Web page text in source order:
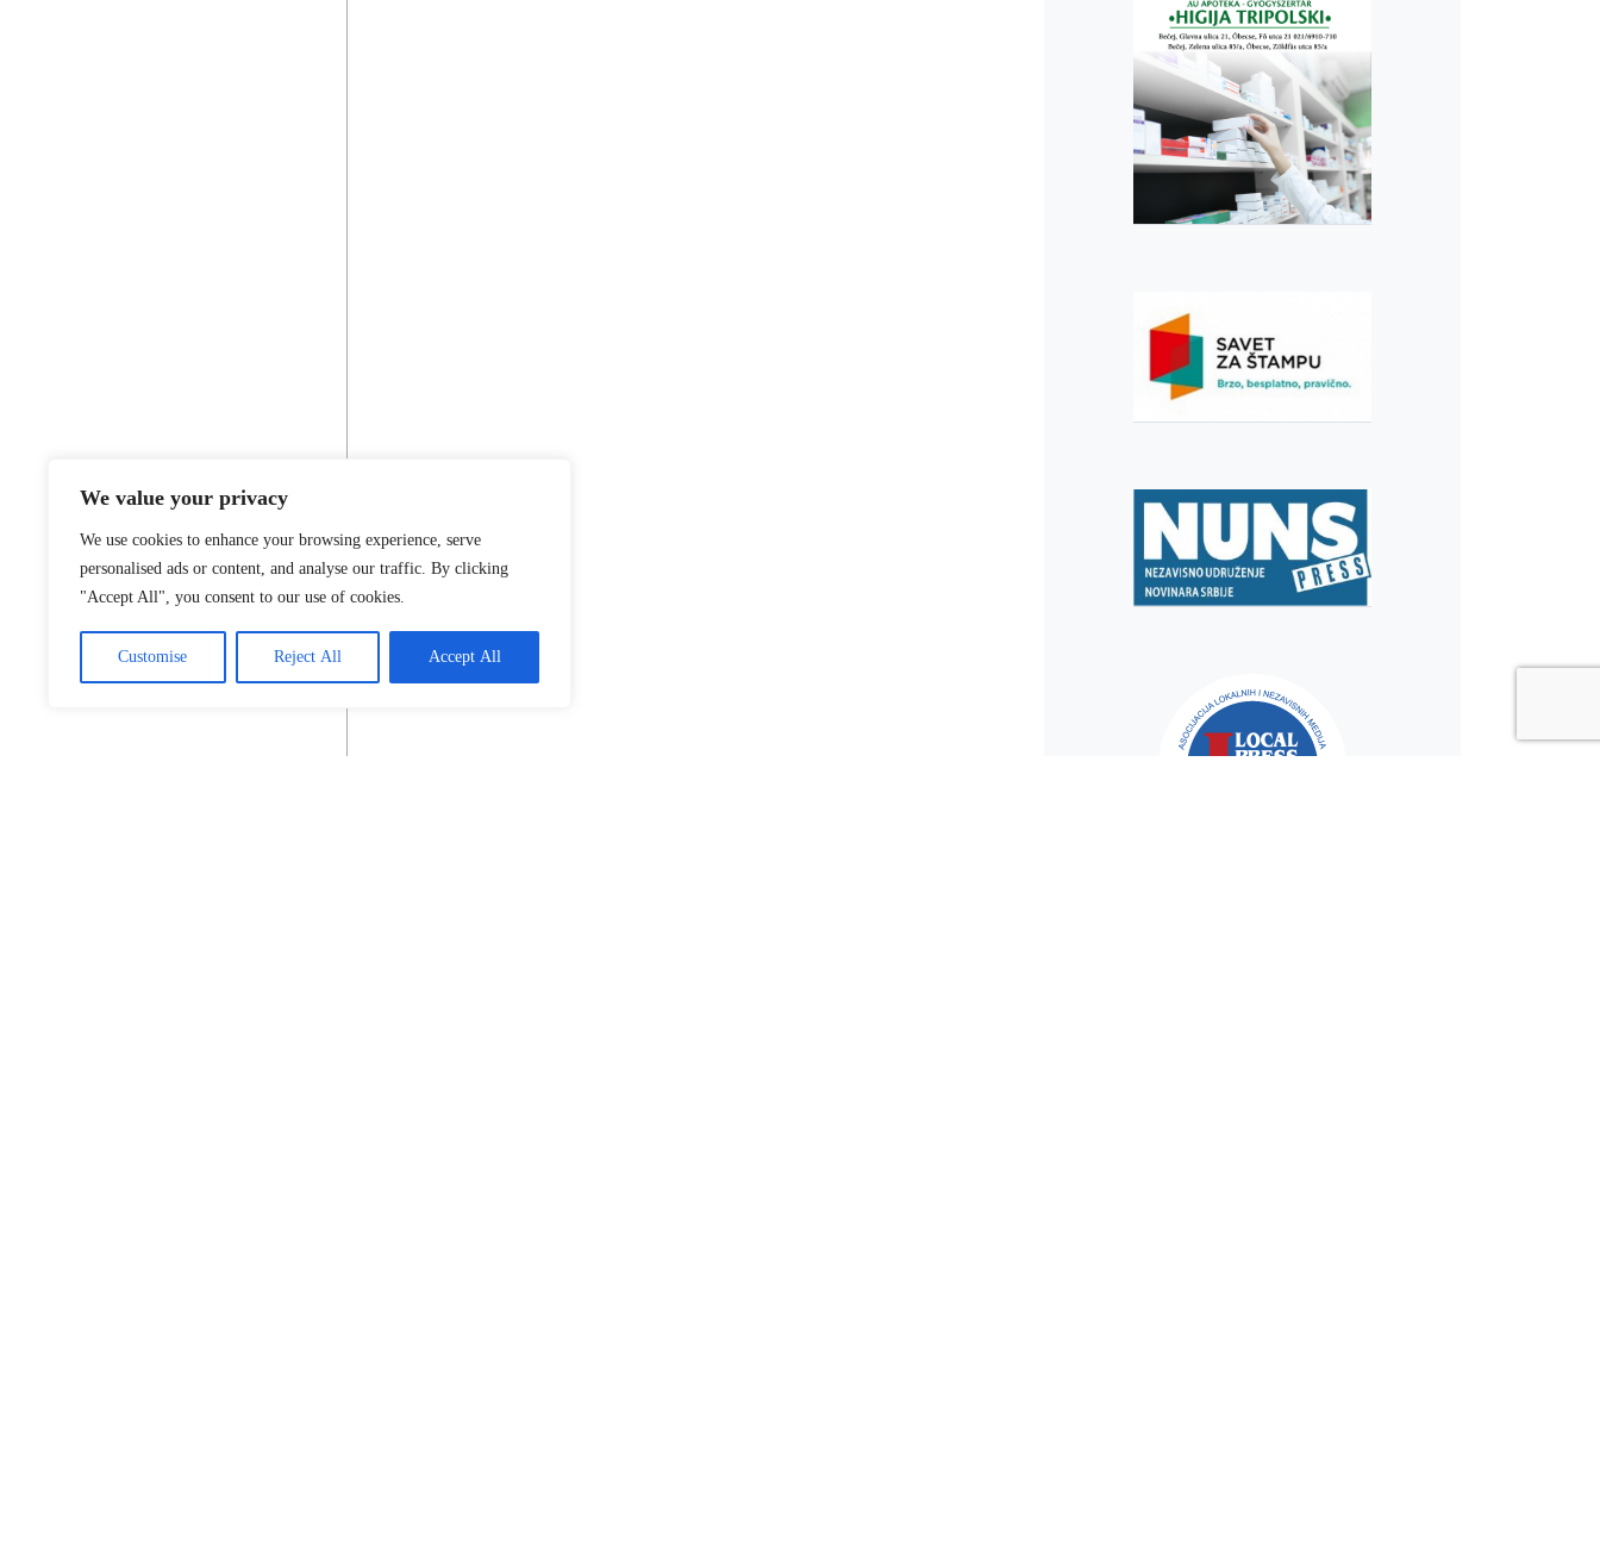
We value your privacy
We use cookies to enhance your browsing experience, serve
personalised ads or content, and analyse our traffic. By clicking
"Accept All", you consent to our use of cookies.
Customise Reject All Accept All